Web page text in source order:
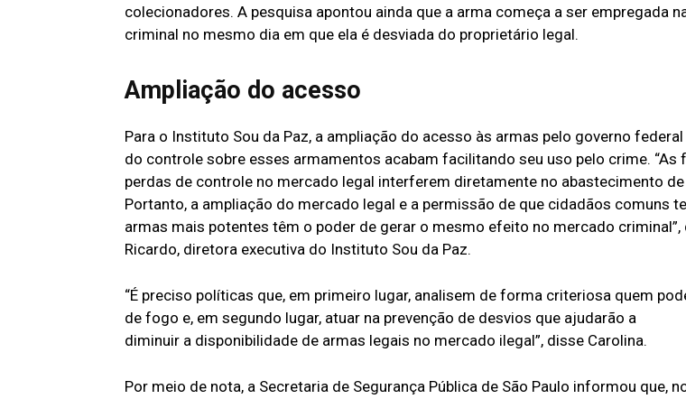
colecionadores. A pesquisa apontou ainda que a arma começa a ser empregada
criminal no mesmo dia em que ela é desviada do proprietário legal.
Ampliação do acesso
Para o Instituto Sou da Paz, a ampliação do acesso às armas pelo governo
do controle sobre esses armamentos acabam facilitando seu uso pelo crime. “As
perdas de controle no mercado legal interferem diretamente no abastecimento
Portanto, a ampliação do mercado legal e a permissão de que cidadãos comuns
armas mais potentes têm o poder de gerar o mesmo efeito no mercado criminal”,
Ricardo, diretora executiva do Instituto Sou da Paz.
“É preciso políticas que, em primeiro lugar, analisem de forma criteriosa quem
de fogo e, em segundo lugar, atuar na prevenção de desvios que ajudarão a
diminuir a disponibilidade de armas legais no mercado ilegal”, disse Carolina.
Por meio de nota, a Secretaria de Segurança Pública de São Paulo informou que,